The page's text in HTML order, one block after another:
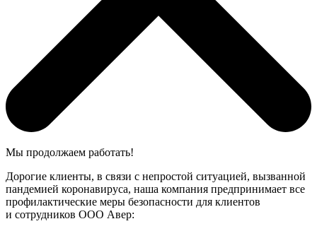
Мы продолжаем работать!
Дорогие клиенты, в связи с непростой ситуацией, вызванной
пандемией коронавируса, наша компания предпринимает все
профилактические меры безопасности для клиентов
и сотрудников ООО Авер: